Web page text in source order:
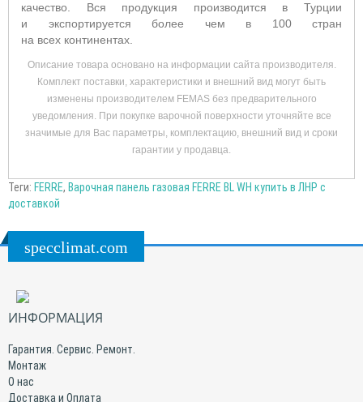
качество. Вся продукция производится в Турции
и экспортируется более чем в 100 стран
на всех континентах.
Описание товара основано на информации сайта производителя.
Комплект поставки, характеристики и внешний вид могут быть
изменены производителем FEMAS без предварительного
уведомления. При покупке варочной поверхности уточняйте все
значимые для Вас параметры, комплектацию, внешний вид и сроки
гарантии у продавца.
Теги: FERRE, Варочная панель газовая FERRE BL WH купить в ЛНР с
доставкой
specclimat.com
ИНФОРМАЦИЯ
Гарантия. Сервис. Ремонт.
Монтаж
О нас
Доставка и Оплата